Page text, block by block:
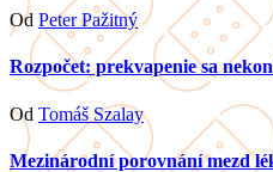
Od Peter Pažitný
Rozpočet: prekvapenie sa
Od Tomáš Szalay
Mezinárodní porovnání mezd